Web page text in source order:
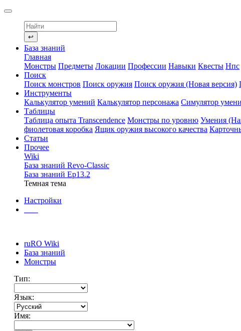
↩
База знаний
Главная
Монстры Предметы Локации Профессии Навыки Квесты Нпс
Поиск
Поиск монстров Поиск оружия Поиск оружия (Новая версия)
Инструменты
Калькулятор умений Калькулятор персонажа Симулятор
Таблицы
Таблица опыта Transcendence Монстры по уровню Умения
фиолетовая коробка Ящик оружия высокого качества
Статьи
Прочее
Wiki
База знаний Revo-Classic
База знаний Ep13.2
Темная тема
Настройки
ruRO Wiki
База знаний
Монстры
Тип:
Язык:
Имя: